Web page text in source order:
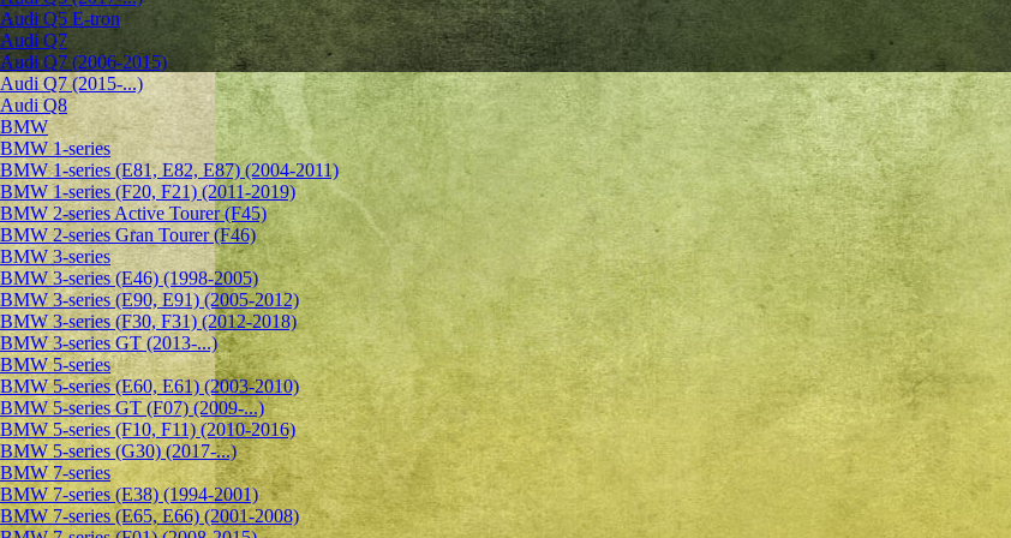
Audi Q5 E-tron
Audi Q7
Audi Q7 (2006-2015)
Audi Q7 (2015-...)
Audi Q8
BMW
BMW 1-series
BMW 1-series (E81, E82, E87) (2004-2011)
BMW 1-series (F20, F21) (2011-2019)
BMW 2-series Active Tourer (F45)
BMW 2-series Gran Tourer (F46)
BMW 3-series
BMW 3-series (E46) (1998-2005)
BMW 3-series (E90, E91) (2005-2012)
BMW 3-series (F30, F31) (2012-2018)
BMW 3-series GT (2013-...)
BMW 5-series
BMW 5-series (E60, E61) (2003-2010)
BMW 5-series GT (F07) (2009-...)
BMW 5-series (F10, F11) (2010-2016)
BMW 5-series (G30) (2017-...)
BMW 7-series
BMW 7-series (E38) (1994-2001)
BMW 7-series (E65, E66) (2001-2008)